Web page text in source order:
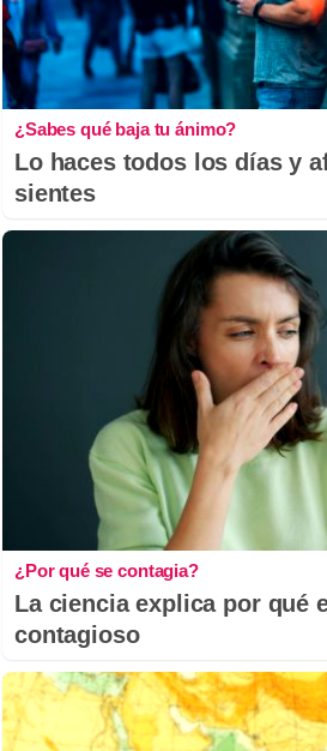
¿Sabes qué baja tu ánimo?
Lo haces todos los días y
sientes
¿Por qué se contagia?
La ciencia explica por qué
contagioso